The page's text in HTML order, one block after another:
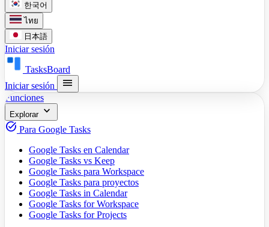
한국어
ไทย
日本語
Iniciar sesión
TasksBoard
Iniciar sesión
menu
Funciones
Explorar expand_more
task_alt Para Google Tasks
Google Tasks en Calendar
Google Tasks vs Keep
Google Tasks para Workspace
Google Tasks para proyectos
Google Tasks in Calendar
Google Tasks for Workspace
Google Tasks for Projects